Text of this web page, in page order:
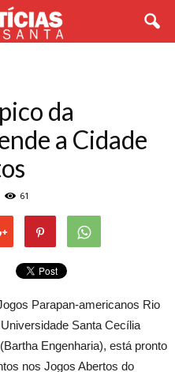
da
a Cidade
61
Parapan-americanos Rio
Santa Cecília
Engenharia), está pronto
nos Jogos Abertos do